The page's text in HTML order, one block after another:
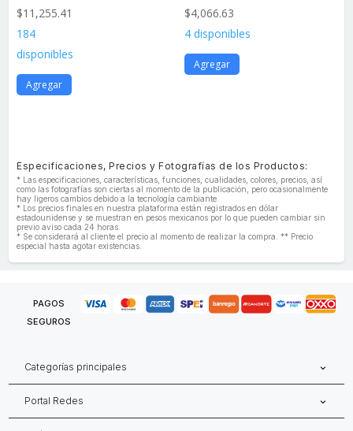
$11,255.41
184
disponibles
Agregar
$4,066.63
4 disponibles
Agregar
Especificaciones, Precios y Fotografías de los Productos:
* Las especificaciones, características, funciones, cualidades, colores, precios, así
como las fotografías son ciertas al momento de la publicación, pero ocasionalmente
hay ligeros cambios debido a la tecnología cambiante.
* Los precios finales en nuestra plataforma están registrados en dólar
estadounidense y se muestran en pesos mexicanos por lo que pueden cambiar sin
previo aviso cada 24 horas.
* Se considerará al cliente el precio al momento de realizar la compra. ** Precio
especial hasta agotar existencias.
PAGOS
SEGUROS
Categorías principales
Portal Redes